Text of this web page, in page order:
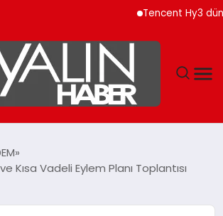
Tencent Hy3 dünya
Kısa Vadeli Eylem Planı Toplantısı